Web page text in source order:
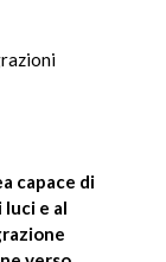
capace di
e al